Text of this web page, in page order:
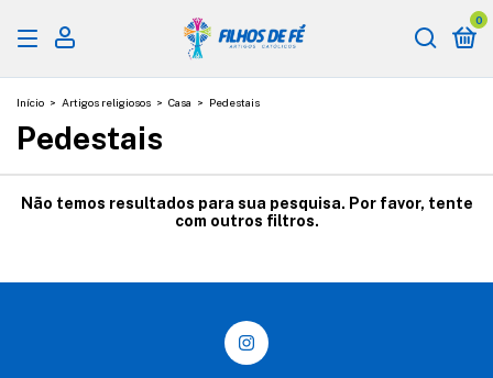
0
Início > Artigos religiosos > Casa > Pedestais
Pedestais
Não temos resultados para sua pesquisa. Por favor, tente
com outros filtros.